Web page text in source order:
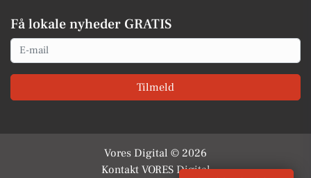
Få lokale nyheder GRATIS
Email
Tilmeld
Vores Digital © 2026
Kontakt VORES Digital